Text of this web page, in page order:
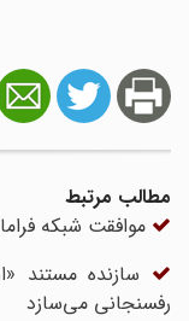
مطالب مرتبط
موافقت شبکه
سازنده مستند
رفسنجانی می‌سازد